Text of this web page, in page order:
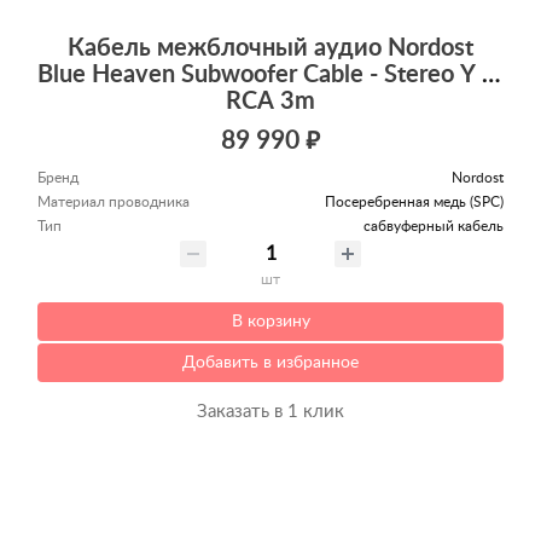
Кабель межблочный аудио Nordost
Blue Heaven Subwoofer Cable - Stereo Y to Y
RCA 3m
89 990 ₽
Бренд
Nordost
Материал проводника
Посеребренная медь (SPC)
Тип
сабвуферный кабель
шт
В корзину
Добавить в избранное
Заказать в 1 клик